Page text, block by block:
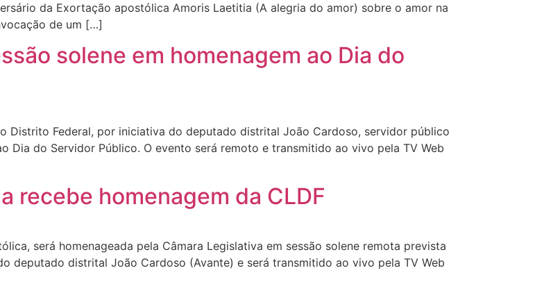
da Exortação apostólica Amoris Laetitia (A alegria do amor) sobre o amor na
de um […]
solene em homenagem ao Dia do
Distrito Federal, por iniciativa do deputado distrital João Cardoso, servidor público
Dia do Servidor Público. O evento será remoto e transmitido ao vivo pela TV Web
recebe homenagem da CLDF
será homenageada pela Câmara Legislativa em sessão solene remota prevista
deputado distrital João Cardoso (Avante) e será transmitido ao vivo pela TV Web